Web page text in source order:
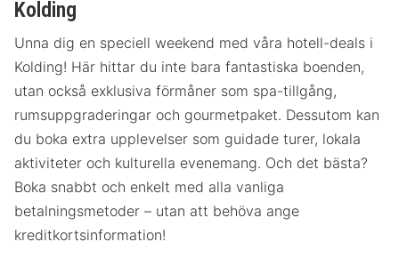
Kolding
Unna dig en speciell weekend med våra hotell-deals i
Kolding! Här hittar du inte bara fantastiska boenden,
utan också exklusiva förmåner som spa-tillgång,
rumsuppgraderingar och gourmetpaket. Dessutom kan
du boka extra upplevelser som guidade turer, lokala
aktiviteter och kulturella evenemang. Och det bästa?
Boka snabbt och enkelt med alla vanliga
betalningsmetoder – utan att behöva ange
kreditkortsinformation!